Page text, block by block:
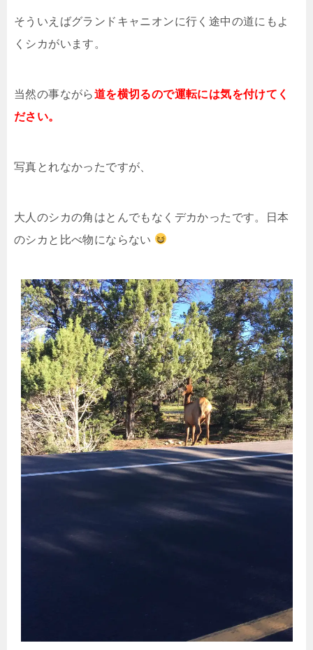
そういえばグランドキャニオンに行く途中の道にもよ
くシカがいます。
当然の事ながら道を横切るので運転には気を付けてく
ださい。
写真とれなかったですが、
大人のシカの角はとんでもなくデカかったです。日本
のシカと比べ物にならない